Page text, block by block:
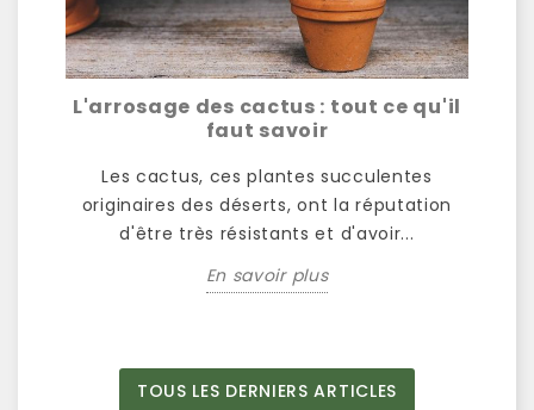
L'arrosage des cactus : tout ce qu'il
faut savoir
Les cactus, ces plantes succulentes
originaires des déserts, ont la réputation
d'être très résistants et d'avoir...
En savoir plus
TOUS LES DERNIERS ARTICLES